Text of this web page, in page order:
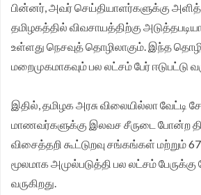
பின்னர், அவர் செய்தியாளர்களுக்கு
தமிழகத்தில் விவசாயத்திற்கு
உள்ளது நெசவுத் தொழிலாகும். இந்த
மறைமுகமாகவும் பல லட்சம் பேர் ஈடுபட்டு
இதில், தமிழக அரசு விலையில்லா வேட்டி
மாணவர்களுக்கு இலவச சீருடை போன்ற
விசைத்தறி கூட்டுறவு சங்கங்கள் மற்றும்
மூலமாக அமுல்படுத்தி பல லட்சம்
வருகிறது.